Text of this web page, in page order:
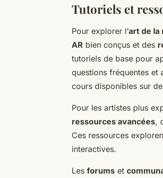
Tutoriels et
Pour explorer l’art de la
AR bien conçus et des
tutoriels de base pour
questions fréquentes et
cours disponibles sur
Pour les artistes plus
ressources avancées,
Ces ressources
interactives.
Les forums et